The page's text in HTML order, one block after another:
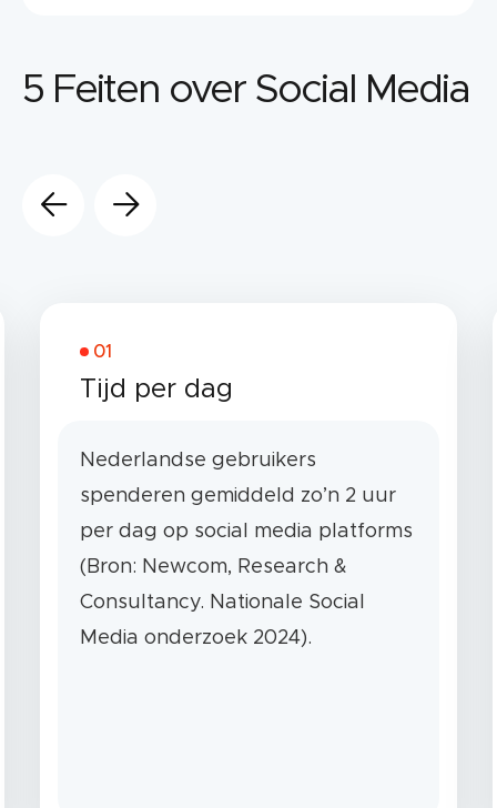
5 Feiten over Social Media
01
Tijd per dag
Nederlandse gebruikers
spenderen gemiddeld zo’n 2 uur
per dag op social media platforms
(Bron: Newcom, Research &
Consultancy. Nationale Social
Media onderzoek 2024).